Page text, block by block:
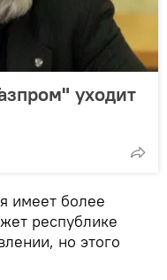
уходит
имеет более
республике
но этого